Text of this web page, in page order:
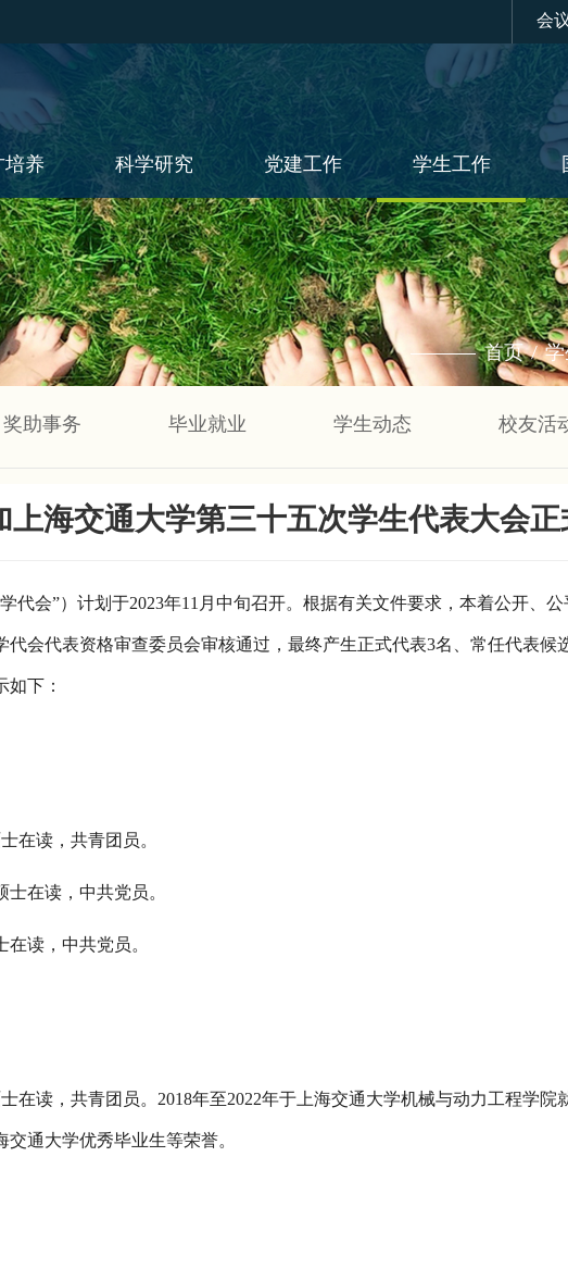
会
培养 科学研究 党建工作 学生工作
首页/
奖助事务 毕业就业 学生动态 校友活
上海交通大学第三十五次学生代表大会
代会”）计划于2023年11 月中旬召开。根据有关文件要求，本着公开、
代会代表资格审查委员会审核通过，最终产生正式代表3名、常任代表候
下：
在读，共青团员。
在读，中共党员。
读，中共党员。
在读，共青团员。 2018年至2022年于上海交通大学机械与动力工程学院
通大学优秀毕业生等荣誉。